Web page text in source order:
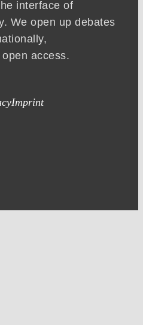
interface of
We open up debates
access.
Imprint